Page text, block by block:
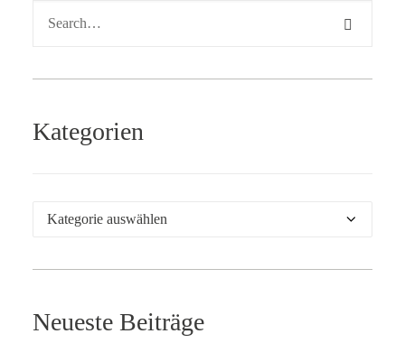
Kategorien
Kategorien
Neueste Beiträge